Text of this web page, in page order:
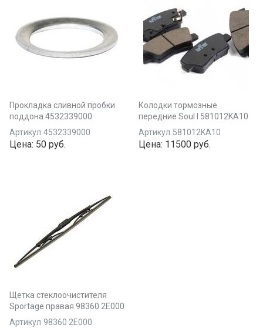
Прокладка сливной пробки
поддона 4532339000
Артикул 4532339000
Цена: 50 руб.
Колодки тормозные
передние Soul I 581012KA10
Артикул 581012KA10
Цена: 11500 руб.
Щетка стеклоочистителя
Sportage правая 98360 2E000
Артикул 98360 2E000